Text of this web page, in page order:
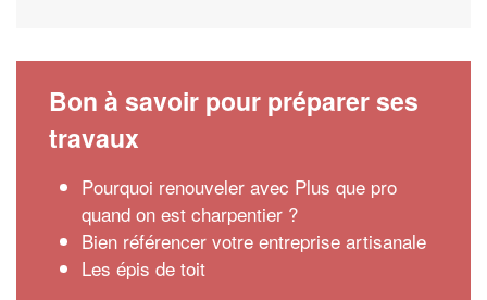
Bon à savoir pour préparer ses
travaux
Pourquoi renouveler avec Plus que pro
quand on est charpentier ?
Bien référencer votre entreprise artisanale
Les épis de toit